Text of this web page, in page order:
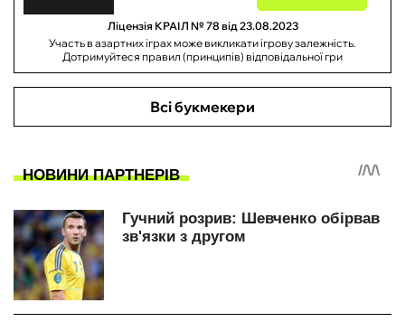
Ліцензія КРАІЛ № 78 від 23.08.2023
Участь в азартних іграх може викликати ігрову залежність.
Дотримуйтеся правил (принципів) відповідальної гри
Всі букмекери